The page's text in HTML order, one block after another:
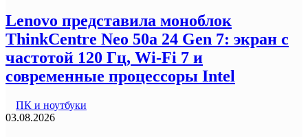
Lenovo представила моноблок
ThinkCentre Neo 50a 24 Gen 7: экран с
частотой 120 Гц, Wi-Fi 7 и
современные процессоры Intel
ПК и ноутбуки
03.08.2026